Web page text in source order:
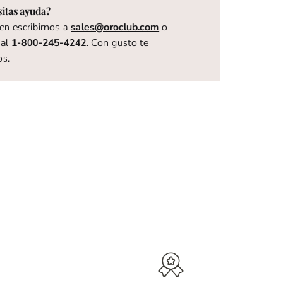
ayuda?
escribirnos asales@oroclub.com o
1-800-245-4242. Con gusto te